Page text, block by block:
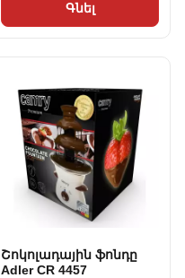
Գնել
Շոկոլադային ֆոնդը
Adler CR 4457